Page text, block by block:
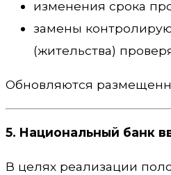
изменения срока
замены
(жительства)
Обновляются
5. Национальный банк
В целях реализации